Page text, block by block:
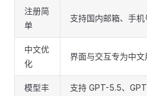
注册简
单
支持国内邮箱、手
中文优
化
界面与交互专为中文
模型丰
支持 GPT-5.5、